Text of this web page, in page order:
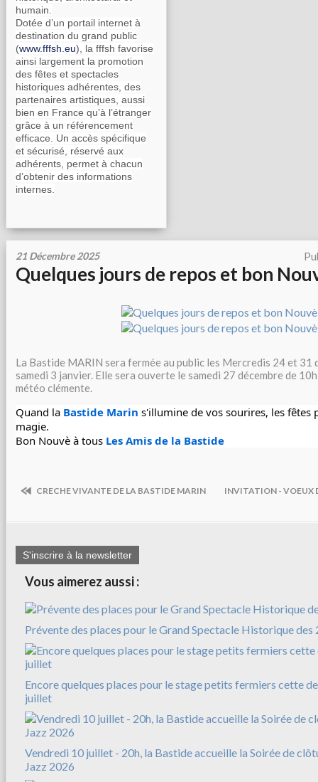
humain.
Dotée d’un portail internet à
destination du grand public
(www.fffsh.eu), la fffsh favorise
ainsi largement la promotion
des fêtes et spectacles
historiques adhérentes, des
partenaires artistiques, aussi
bien en France qu’à l’étranger
grâce à un référencement
efficace. Un accès spécifique
et sécurisé, réservé aux
adhérents, permet à chacun
d’obtenir des informations
internes.
21 Décembre 2025
Quelques jours de repos et bon
La Bastide MARIN sera fermée au public les Mercredis 24 et 31
samedi 3 janvier. Elle sera ouverte le samedi 27 décembre de
météo clémente.
Quand la Bastide Marin s'illumine de vos sourires, les fêtes
magie.
Bon Nouvè à tous Les Amis de la Bastide
CRECHE VIVANTE DE LA BASTIDE MARIN INVITATION - VOEUX
S'inscrire à la newsletter
Vous aimerez aussi :
Prévente des places pour le Grand Spectacle Historique des
Encore quelques places pour le stage petits fermiers cette
juillet
Vendredi 10 juillet - 20h, la Bastide accueille la Soirée de
Jazz 2026